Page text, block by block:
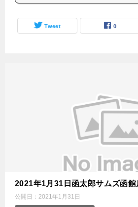
Tweet 0
2021年1月31日函太郎サムズ函館
公開日： 2021年1月31日